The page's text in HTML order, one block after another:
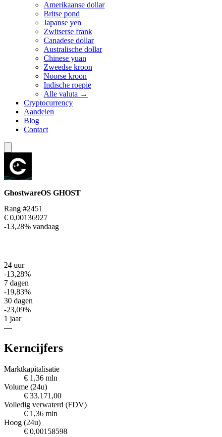
Amerikaanse dollar
Britse pond
Japanse yen
Zwitserse frank
Canadese dollar
Australische dollar
Chinese yuan
Zweedse kroon
Noorse kroon
Indische roepie
Alle valuta →
Cryptocurrency
Aandelen
Blog
Contact
GhostwareOS GHOST
Rang #2451
€ 0,00136927
-13,28% vandaag
24 uur
-13,28%
7 dagen
-19,83%
30 dagen
-23,09%
1 jaar
—
Kerncijfers
Marktkapitalisatie
€ 1,36 mln
Volume (24u)
€ 33.171,00
Volledig verwaterd (FDV)
€ 1,36 mln
Hoog (24u)
€ 0,00158598